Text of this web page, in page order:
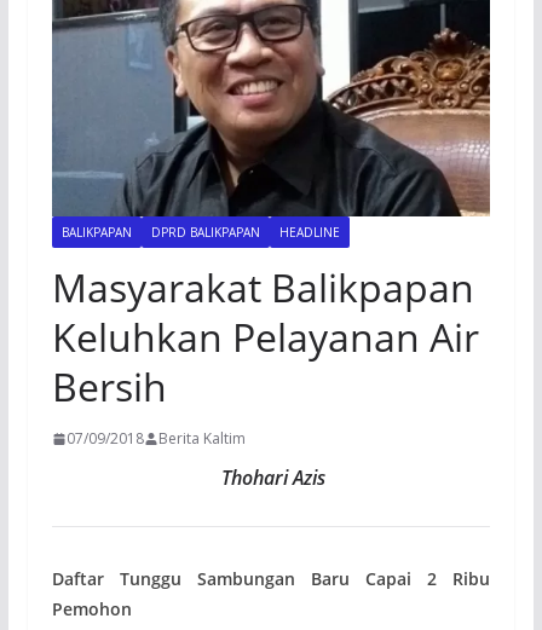
BALIKPAPAN DPRD BALIKPAPAN HEADLINE
Masyarakat Balikpapan
Keluhkan Pelayanan Air
Bersih
07/09/2018 Berita Kaltim
Thohari Azis
Daftar Tunggu Sambungan Baru Capai 2 Ribu
Pemohon